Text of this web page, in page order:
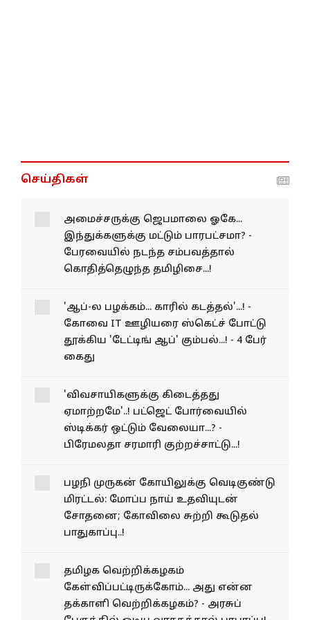
செய்திகள்
அமைச்சருக்கு ஜெபமாலை ஓகே...
இந்துக்களுக்கு மட்டும் பாரபட்சமா? -
பேரவையில் நடந்த சம்பவத்தால்
கொதித்தெழுந்த தமிழிசை...!
'ஆப்-ல பழக்கம்... காரில் கடத்தல்'...! -
கோவை IT ஊழியரை ஸ்கெட்ச் போட்டு
தூக்கிய 'டேட்டிங் ஆப்' கும்பல்...! - 4 பேர்
கைது
'விவசாயிகளுக்கு கிடைத்தது
ஏமாற்றமே'..! பட்ஜெட் போர்வையில்
ஸ்டிக்கர் ஒட்டும் வேலையா...? -
பிரேமலதா சரமாரி குற்றச்சாட்டு...!
பழநி முருகன் கோயிலுக்கு வெடிகுண்டு
மிரட்டல்: மோப்ப நாய் உதவியுடன்
சோதனை; கோவிலை சுற்றி கூடுதல்
பாதுகாப்பு..!
தமிழக வெற்றிக்கழகம்
கேள்விப்பட்டிருக்கோம்... அது என்ன
தக்காளி வெற்றிக்கழகம்? - அரசுப்